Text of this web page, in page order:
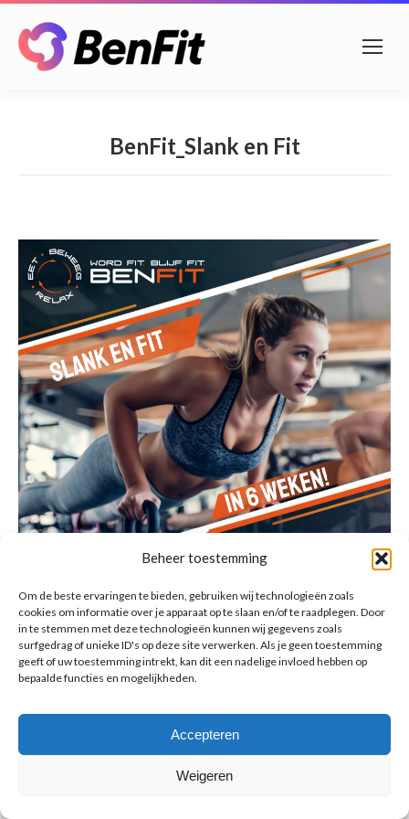
Beheer toestemming
Om de beste ervaringen te bieden, gebruiken wij technologieën zoals
cookies om informatie over je apparaat op te slaan en/of te raadplegen. Door
in te stemmen met deze technologieën kunnen wij gegevens zoals
surfgedrag of unieke ID's op deze site verwerken. Als je geen toestemming
geeft of uw toestemming intrekt, kan dit een nadelige invloed hebben op
bepaalde functies en mogelijkheden.
Accepteren
Weigeren
BenFit_Slank en Fit
Copyright menu-NL